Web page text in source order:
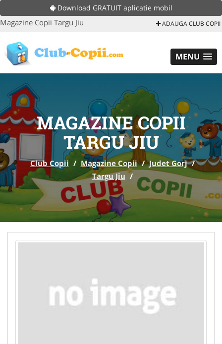
Download GRATUIT aplicatie mobil
Magazine Copii Targu Jiu ADAUGA CLUB COPII
MENU
MAGAZINE COPII
TARGU JIU
Club Copii / Magazine Copii / Judet Gorj /
Targu Jiu /